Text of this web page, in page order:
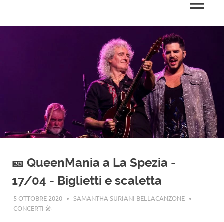
MENU
🎫 QueenMania a La Spezia -
17/04 - Biglietti e scaletta
5 OTTOBRE 2020
SAMANTHA SURIANI BELLACANZONE
CONCERTI 🎤